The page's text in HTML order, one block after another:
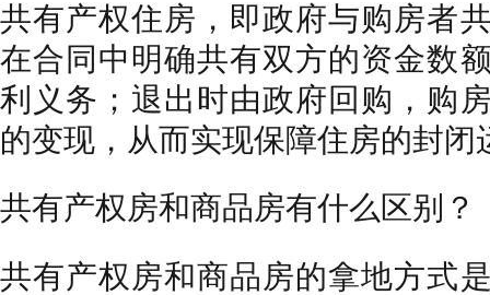
共有产权住房，即政府与购房者
在合同中明确共有双方的资金数
利义务；退出时由政府回购，购
的变现，从而实现保障住房的封闭
共有产权房和商品房有什么区别？
共有产权房和商品房的拿地方式